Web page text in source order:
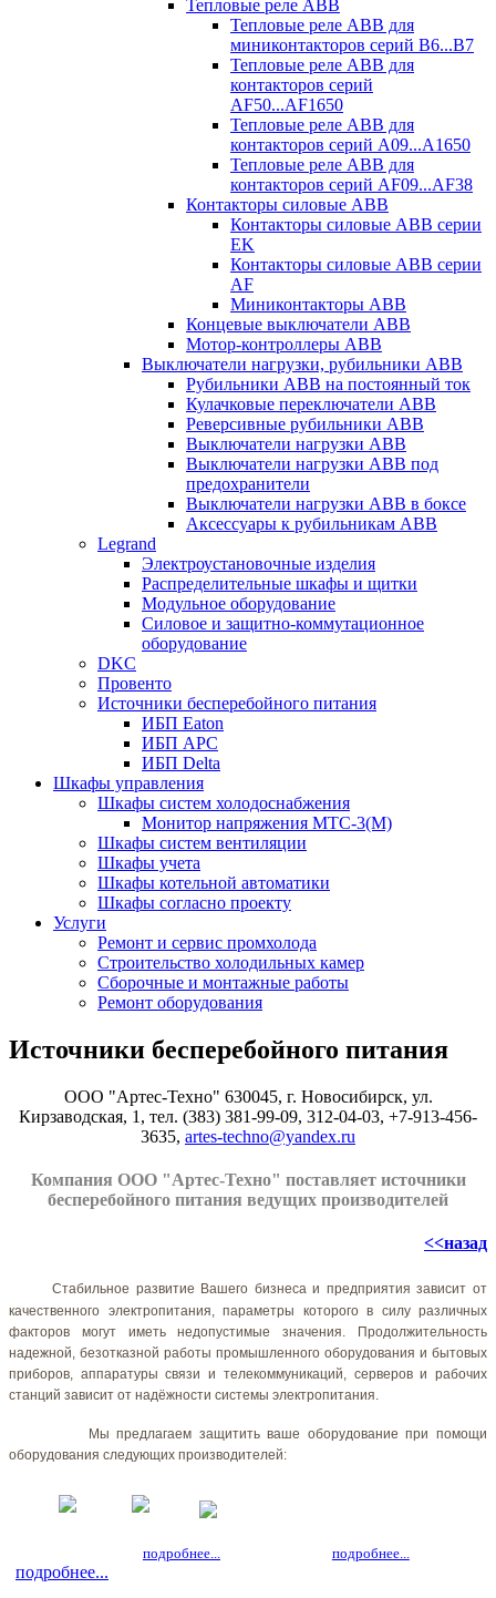
Тепловые реле ABB
Тепловые реле ABB для
миниконтакторов серий B6...B7
Тепловые реле ABB для
контакторов серий
AF50...AF1650
Тепловые реле ABB для
контакторов серий A09...A1650
Тепловые реле ABB для
контакторов серий AF09...AF38
Контакторы силовые ABB
Контакторы силовые ABB серии
EK
Контакторы силовые ABB серии
AF
Миниконтакторы ABB
Концевые выключатели ABB
Мотор-контроллеры ABB
Выключатели нагрузки, рубильники ABB
Рубильники ABB на постоянный ток
Кулачковые переключатели ABB
Реверсивные рубильники ABB
Выключатели нагрузки ABB
Выключатели нагрузки ABB под
предохранители
Выключатели нагрузки ABB в боксе
Аксессуары к рубильникам ABB
Legrand
Электроустановочные изделия
Распределительные шкафы и щитки
Модульное оборудование
Силовое и защитно-коммутационное
оборудование
DKC
Провенто
Источники бесперебойного питания
ИБП Eaton
ИБП APC
ИБП Delta
Шкафы управления
Шкафы систем холодоснабжения
Монитор напряжения МТС-3(М)
Шкафы систем вентиляции
Шкафы учета
Шкафы котельной автоматики
Шкафы согласно проекту
Услуги
Ремонт и сервис промхолода
Строительство холодильных камер
Сборочные и монтажные работы
Ремонт оборудования
Источники бесперебойного питания
ООО "Артес-Техно" 630045, г. Новосибирск, ул.
Кирзаводская, 1, тел. (383) 381-99-09, 312-04-03, +7-913-456-
3635, artes-techno@yandex.ru
Компания ООО "Артес-Техно" поставляет источники
бесперебойного питания ведущих производителей
<<назад
Стабильное развитие Вашего бизнеса и предприятия зависит от
качественного электропитания, параметры которого в силу различных
факторов могут иметь недопустимые значения. Продолжительность
надежной, безотказной работы промышленного оборудования и бытовых
приборов, аппаратуры связи и телекоммуникаций, серверов и рабочих
станций зависит от надёжности системы электропитания.
Мы предлагаем защитить ваше оборудование при помощи
оборудования следующих производителей:
подробнее... подробнее...
подробнее...